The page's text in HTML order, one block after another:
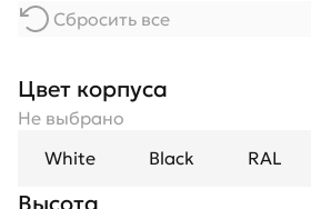
Сбросить все
Цвет корпуса
Не выбрано
White
Black RAL